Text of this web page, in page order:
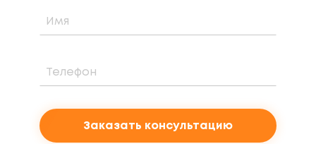
Заказать консультацию